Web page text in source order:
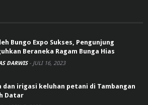
Bungo Expo Sukses, Pengunjung
Beraneka Ragam Bunga Hias
DARWIS - JULI 16, 2023
dan irigasi keluhan petani di Tambangan
Datar